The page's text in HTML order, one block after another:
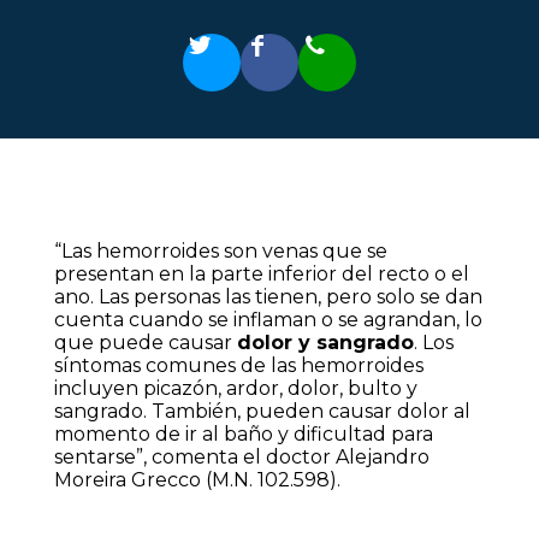
“Las hemorroides son venas que se
presentan en la parte inferior del recto o el
ano. Las personas las tienen, pero solo se dan
cuenta cuando se inflaman o se agrandan, lo
que puede causar dolor y sangrado. Los
síntomas comunes de las hemorroides
incluyen picazón, ardor, dolor, bulto y
sangrado. También, pueden causar dolor al
momento de ir al baño y dificultad para
sentarse”, comenta el doctor Alejandro
Moreira Grecco (M.N. 102.598).